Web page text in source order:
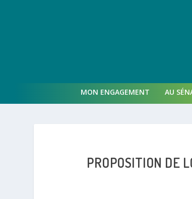
MON ENGAGEMENT AU
PROPOSITION DE